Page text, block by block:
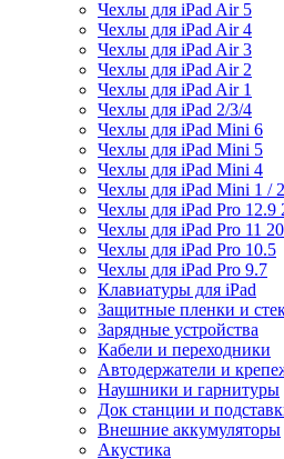
Чехлы для iPad Air 5
Чехлы для iPad Air 4
Чехлы для iPad Air 3
Чехлы для iPad Air 2
Чехлы для iPad Air 1
Чехлы для iPad 2/3/4
Чехлы для iPad Mini 6
Чехлы для iPad Mini 5
Чехлы для iPad Mini 4
Чехлы для iPad Mini 1 /
Чехлы для iPad Pro 12.9
Чехлы для iPad Pro 11
Чехлы для iPad Pro 10.5
Чехлы для iPad Pro 9.7
Клавиатуры для iPad
Защитные пленки и
Зарядные устройства
Кабели и переходники
Автодержатели и
Наушники и гарнитуры
Док станции и
Внешние аккумуляторы
Акустика